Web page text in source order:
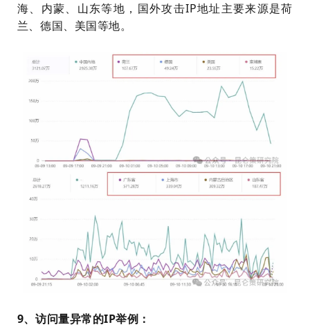
海、内蒙、山东等地，国外攻击IP地址主要来源是荷
兰、德国、美国等地。
9、访问量异常的IP举例：